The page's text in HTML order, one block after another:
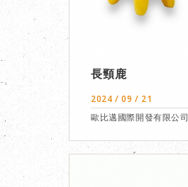
長頸鹿
2024 / 09 / 21
歐比邁國際開發有限公司